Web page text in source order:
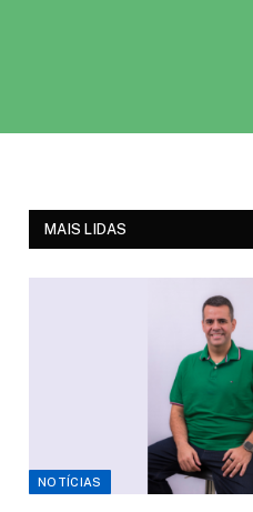
MAIS LIDAS
NOTÍCIAS